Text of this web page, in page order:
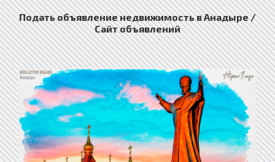
Подать объявление недвижимость в Анадыре /
Сайт объявлений